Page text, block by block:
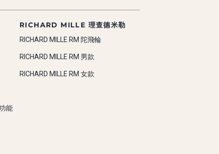
能
RICHARD MILLE 理查德米勒
RICHARD MILLE RM 陀飛輪
RICHARD MILLE RM 男款
RICHARD MILLE RM 女款